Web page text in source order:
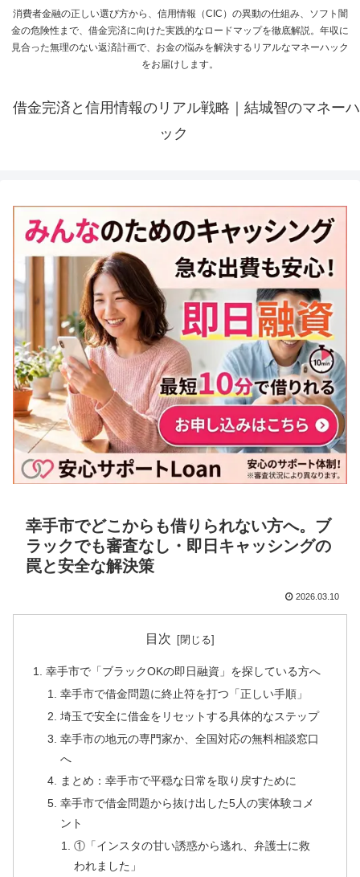
消費者金融の正しい選び方から、信用情報（CIC）の異動の仕組み、ソフト闇
金の危険性まで、借金完済に向けた実践的なロードマップを徹底解説。年収に
見合った無理のない返済計画で、お金の悩みを解決するリアルなマネーハック
をお届けします。
借金完済と信用情報のリアル戦略｜結城智のマネーハ
ック
幸手市でどこからも借りられない方へ。ブ
ラックでも審査なし・即日キャッシングの
罠と安全な解決策
2026.03.10
目次
幸手市で「ブラックOKの即日融資」を探している方へ
幸手市で借金問題に終止符を打つ「正しい手順」
埼玉で安全に借金をリセットする具体的なステップ
幸手市の地元の専門家か、全国対応の無料相談窓口
へ
まとめ：幸手市で平穏な日常を取り戻すために
幸手市で借金問題から抜け出した5人の実体験コメ
ント
①「インスタの甘い誘惑から逃れ、弁護士に救
われました」